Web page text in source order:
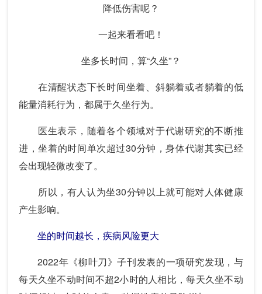
降低伤害呢？
一起来看看吧！
坐多长时间，算“久坐”？
在清醒状态下长时间坐着、斜躺着或者躺着的低
能量消耗行为，都属于久坐行为。
医生表示，随着各个领域对于代谢研究的不断推
进，坐着的时间单次超过30分钟，身体代谢其实已经
会出现轻微改变了。
所以，有人认为坐30分钟以上就可能对人体健康
产生影响。
坐的时间越长，疾病风险更大
2022年《柳叶刀》子刊发表的一项研究发现，与
每天久坐不动时间不超2小时的人相比，每天久坐不动